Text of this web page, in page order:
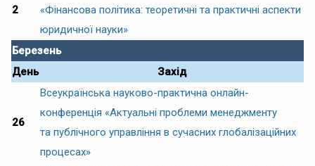
2
«Фінансова політика: теоретичні та практичні аспекти
юридичної науки»
Березень
День
Захід
26
Всеукраїнська науково-практична онлайн-
конференція «Актуальні проблеми менеджменту
та публічного управління в сучасних глобалізаційних
процесах»